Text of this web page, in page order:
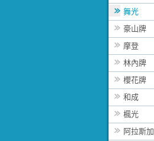
舞光
豪山牌
摩登
林內牌
櫻花牌
和成
楓光
阿拉斯加